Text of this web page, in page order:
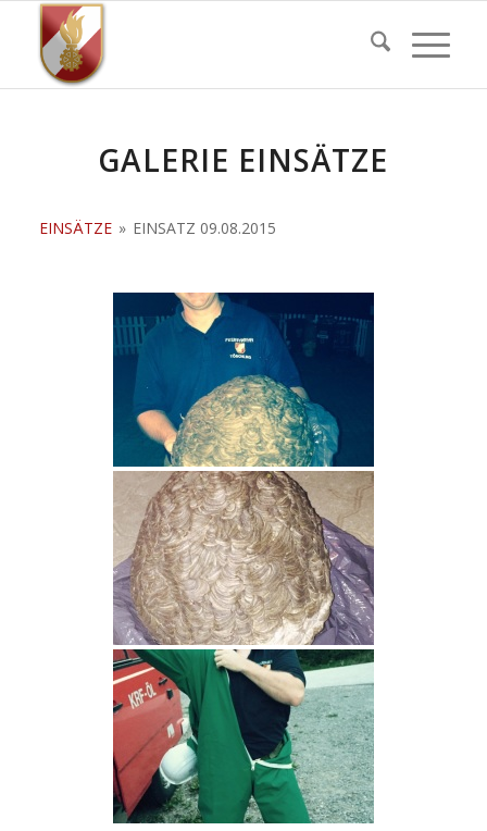
GALERIE EINSÄTZE
EINSÄTZE » EINSATZ 09.08.2015